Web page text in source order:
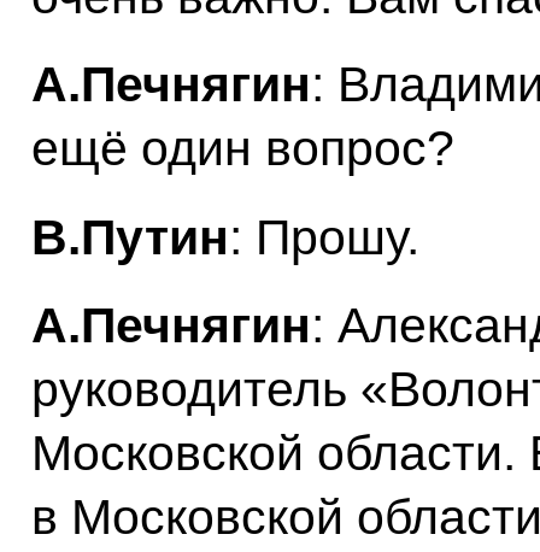
А.Печнягин:
ещё один вопрос?
В.Путин: Прошу.
А.Печнягин:
руководитель
Московской
в Московской